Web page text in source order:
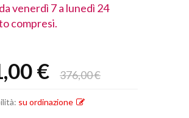
da venerdì 7 a lunedì 24
compresi.
€ 376,00 €
su ordinazione